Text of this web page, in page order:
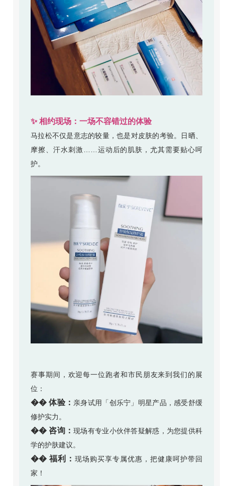
✨ 相约现场：一场不容错过的体验
马拉松不仅是意志的较量，也是对皮肤的考验。日晒、
摩擦、汗水刺激……运动后的肌肤，尤其需要贴心呵
护。
赛事期间，欢迎每一位跑者和市民朋友来到我们的展
位：
�� 体验： 亲身试用「创乐宁」明星产品，感受舒缓
修护实力。
�� 咨询：现场有专业小伙伴答疑解惑，为您提供科
学的护肤建议。
�� 福利： 现场购买享专属优惠，把健康呵护带回
家！